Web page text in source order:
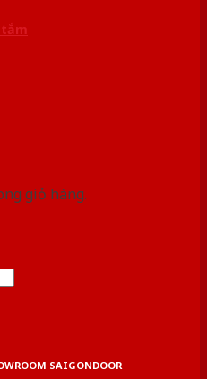
tắm
giỏ hàng.
SAIGONDOOR